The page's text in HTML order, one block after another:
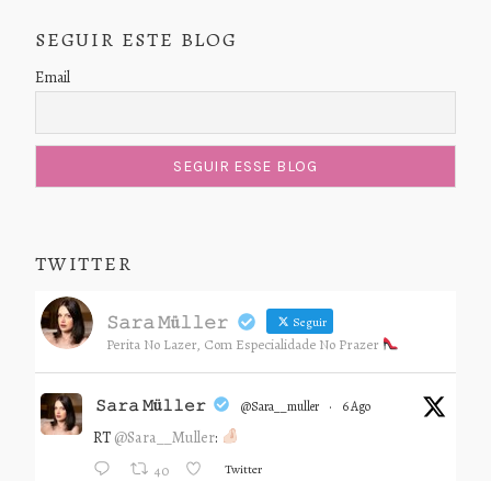
SEGUIR ESTE BLOG
Email
TWITTER
𝚂𝚊𝚛𝚊 𝙼ü𝚕𝚕𝚎𝚛 Seguir
Perita No Lazer, Com Especialidade No Prazer
𝚂𝚊𝚛𝚊 𝙼ü𝚕𝚕𝚎𝚛 @sara__muller · 6 Ago
RT @Sara__Muller:
40 Twitter